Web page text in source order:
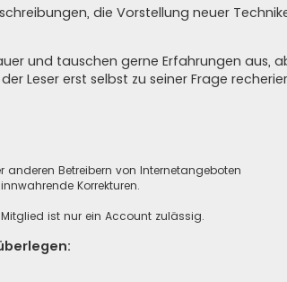
die Vorstellung neuer
und tauschen gerne Erfahrungen aus,
Leser erst selbst zu seiner Frage
anderen Betreibern von Internetangeboten
Korrekturen.
ist nur ein Account zulässig.